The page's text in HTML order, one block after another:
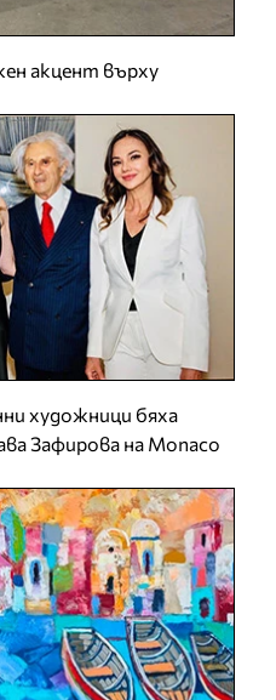
акцент върху
художници бяха
Зафирова на Monaco